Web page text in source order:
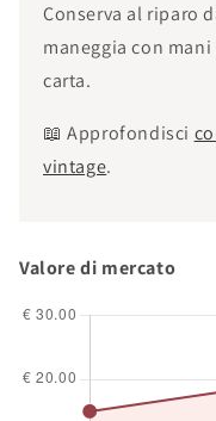
Conserva al riparo
maneggia con
carta.
📖 Approfondisci
vintage.
Valore di mercato